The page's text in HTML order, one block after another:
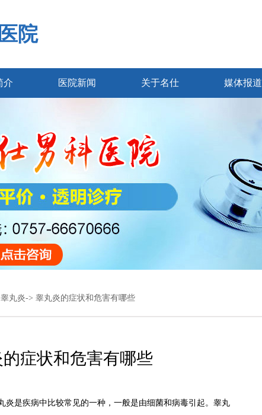
院
介 医院新闻 关于名仕 媒体报道
睾丸炎-> 睾丸炎的症状和危害有哪些
症状和危害有哪些
是疾病中比较常见的一种，一般是由细菌和病毒引起。睾丸